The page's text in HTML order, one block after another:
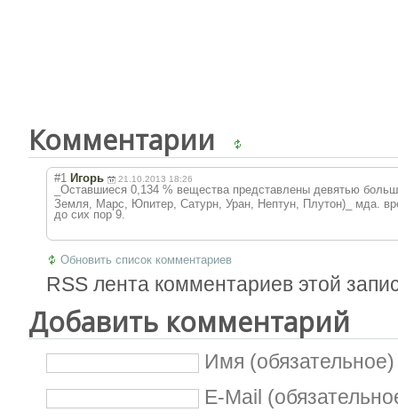
Комментарии
#1 Игорь 21.10.2013 18:26
_Оставшиеся 0,134 % вещества представлены девятью
Земля, Марс, Юпитер, Сатурн, Уран, Нептун, Плутон)_ мда.
до сих пор 9.
Обновить список комментариев
RSS лента комментариев этой
Добавить комментарий
Имя (обязательное)
E-Mail